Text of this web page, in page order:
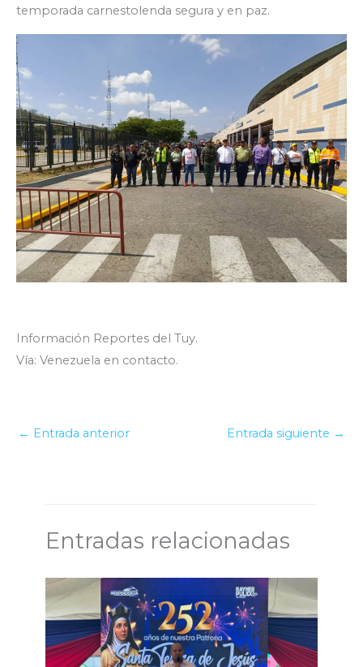
temporada carnestolenda segura y en paz.
Información Reportes del Tuy.
Vía: Venezuela en contacto.
← Entrada anterior Entrada siguiente →
Entradas relacionadas